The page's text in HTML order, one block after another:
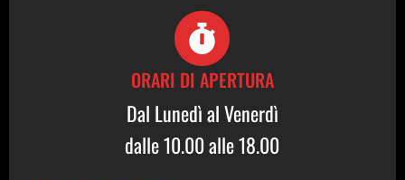
ORARI DI APERTURA
Dal Lunedì al Venerdì
dalle 10.00 alle 18.00